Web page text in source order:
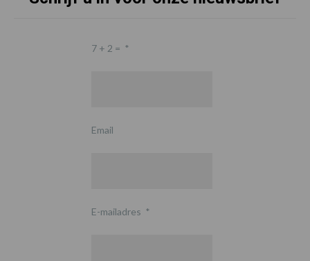
7 + 2 = *
Email
E-mailadres *